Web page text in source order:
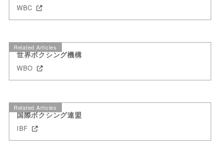
WBC
Related Articles
世界ボクシング機構
WBO
Related Articles
国際ボクシング連盟
IBF